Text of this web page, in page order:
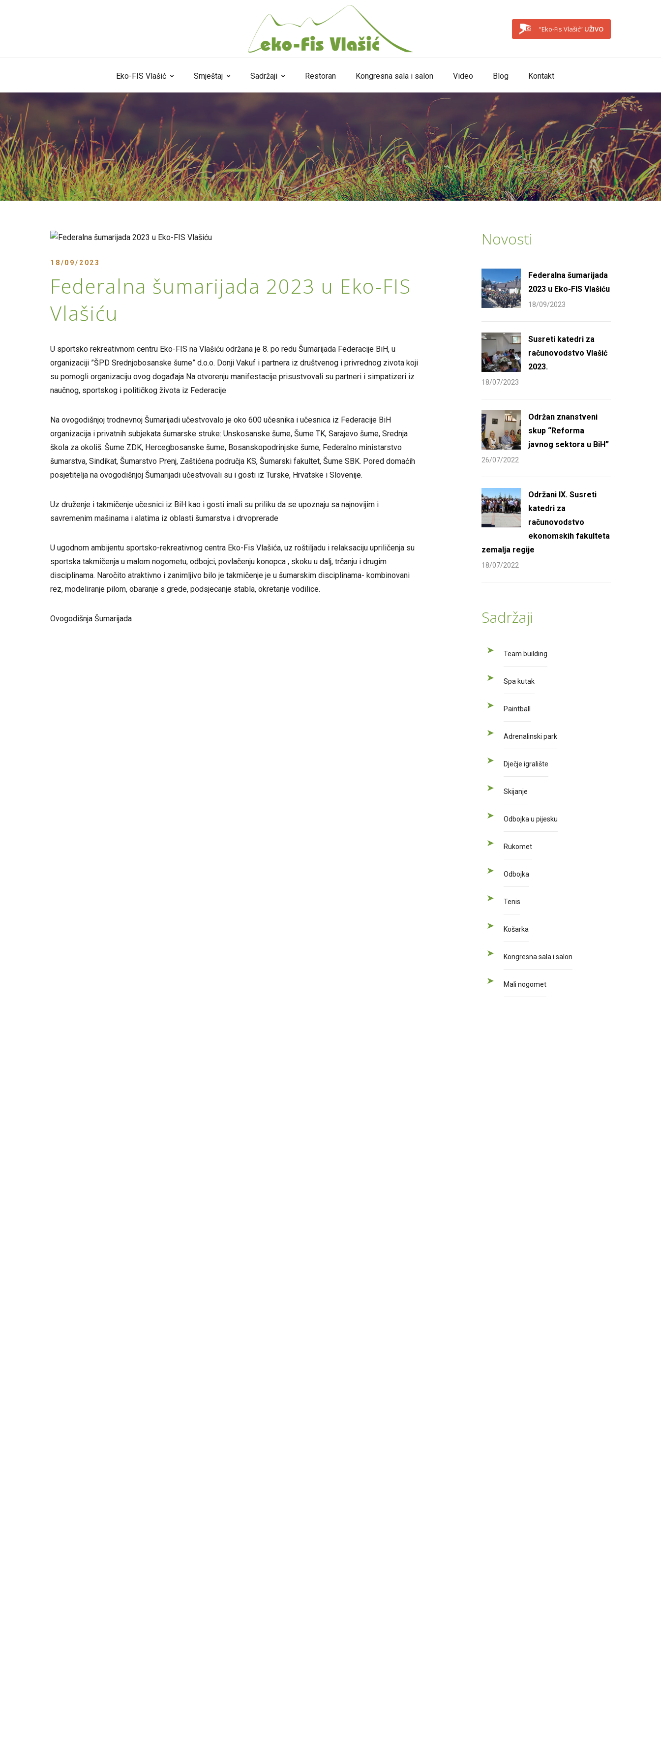
“Eko-Fis Vlašić” UŽIVO
Eko-FIS Vlašić Smještaj Sadržaji Restoran Kongresna sala i salon Video Blog Kontakt
18/09/2023
Federalna šumarijada 2023 u Eko-FIS
Vlašiću
U sportsko rekreativnom centru Eko-FIS na Vlašiću održana je 8. po redu Šumarijada Federacije BiH, u
organizaciji ”ŠPD Srednjobosanske šume” d.o.o. Donji Vakuf i partnera iz društvenog i privrednog zivota koji
su pomogli organizaciju ovog događaja Na otvorenju manifestacije prisustvovali su partneri i simpatizeri iz
naučnog, sportskog i političkog života iz Federacije
Na ovogodišnjoj trodnevnoj Šumarijadi učestvovalo je oko 600 učesnika i učesnica iz Federacije BiH
organizacija i privatnih subjekata šumarske struke: Unskosanske šume, Šume TK, Sarajevo šume, Srednja
škola za okoliš. Šume ZDK, Hercegbosanske šume, Bosanskopodrinjske šume, Federalno ministarstvo
šumarstva, Sindikat, Šumarstvo Prenj, Zaštićena područja KS, Šumarski fakultet, Šume SBK. Pored domaćih
posjetitelja na ovogodišnjoj Šumarijadi učestvovali su i gosti iz Turske, Hrvatske i Slovenije.
Uz druženje i takmičenje učesnici iz BiH kao i gosti imali su priliku da se upoznaju sa najnovijim i
savremenim mašinama i alatima iz oblasti šumarstva i drvoprerade
U ugodnom ambijentu sportsko-rekreativnog centra Eko-Fis Vlašića, uz roštiljadu i relaksaciju upriličenja su
sportska takmičenja u malom nogometu, odbojci, povlačenju konopca , skoku u dalj, trčanju i drugim
disciplinama. Naročito atraktivno i zanimljivo bilo je takmičenje je u šumarskim disciplinama- kombinovani
rez, modeliranje pilom, obaranje s grede, podsjecanje stabla, okretanje vodilice.
Ovogodišnja Šumarijada
Novosti
Federalna šumarijada
2023 u Eko-FIS Vlašiću
18/09/2023
Susreti katedri za
računovodstvo Vlašić
2023.
18/07/2023
Održan znanstveni
skup “Reforma
javnog sektora u BiH”
26/07/2022
Održani IX. Susreti
katedri za
računovodstvo
ekonomskih fakulteta
zemalja regije
18/07/2022
Sadržaji
Team building
Spa kutak
Paintball
Adrenalinski park
Dječje igralište
Skijanje
Odbojka u pijesku
Rukomet
Odbojka
Tenis
Košarka
Kongresna sala i salon
Mali nogomet